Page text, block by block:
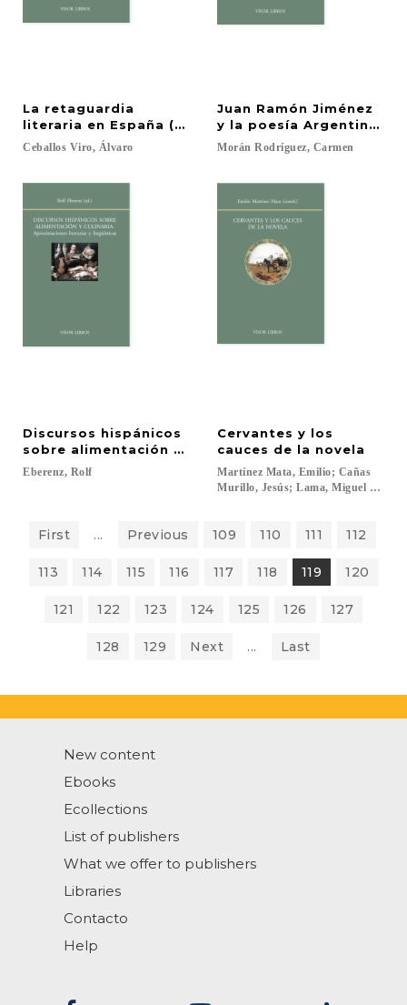
La retaguardia
literaria en España (1900-1936)
Ceballos Viro, Álvaro
Juan Ramón Jiménez
y la poesía Argentina y
Morán Rodríguez, Carmen
Discursos hispánicos
sobre alimentación y culinaria.
Eberenz, Rolf
Cervantes y los
cauces de la novela
Martínez Mata, Emilio; Cañas
Murillo, Jesús; Lama, Miguel Ángel;
First ... Previous 109 110 111 112
113 114 115 116 117 118 119 120
121 122 123 124 125 126 127
128 129 Next ... Last
New content
Ebooks
Ecollections
List of publishers
What we offer to publishers
Libraries
Contacto
Help